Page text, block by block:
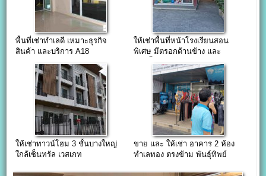
พื้นที่เช่าทำเลดี เหมาะธุรกิจ
สินค้า และบริการ A18
ให้เช่าพื้นที่หน้าโรงเรียนสอน
พิเศษ มีตรอกด้านข้าง และ
ให้เช่าทาวน์โฮม 3 ชั้นบางใหญ่
ใกล้เซ็นทรัล เวสเกท
ขาย และ ให้เช่า อาคาร 2 ห้อง
ทำเลทอง ตรงข้าม พันธุ์ทิพย์